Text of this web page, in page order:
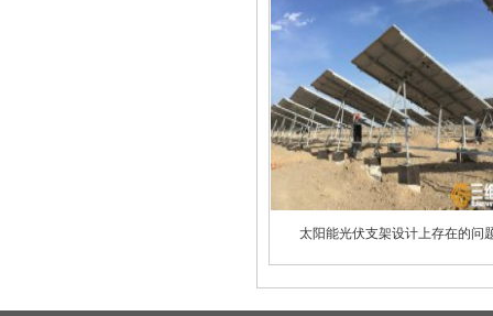
太阳能光伏支架设计上存在的问